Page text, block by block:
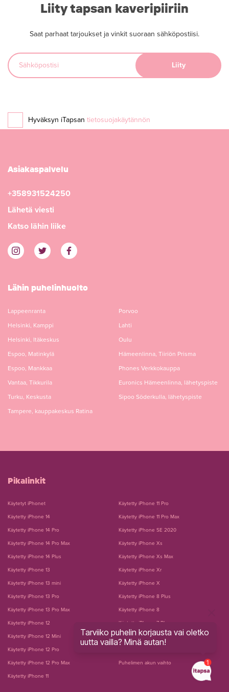
Liity tapsan kaveripiiriin
Saat parhaat tarjoukset ja vinkit suoraan sähköpostiisi.
Hyväksyn iTapsan tietosuojakäytännön
Asiakaspalvelu
+358931524250
Lähetä viesti
Katso lähin liike
Lähin puhelinhuolto
Lappeenranta
Helsinki, Kamppi
Helsinki, Itäkeskus
Espoo, Matinkylä
Espoo, Mankkaa
Vantaa, Tikkurila
Turku, Keskusta
Tampere, kauppakeskus Ratina
Porvoo
Lahti
Oulu
Hämeenlinna, Tiiriön Prisma
Phones Verkkokauppa
Euronics Hämeenlinna, lähetyspiste
Sipoo Söderkulla, lähetyspiste
Pikalinkit
Käytetyt iPhonet
Käytetty iPhone 14
Käytetty iPhone 14 Pro
Käytetty iPhone 14 Pro Max
Käytetty iPhone 14 Plus
Käytetty iPhone 13
Käytetty iPhone 13 mini
Käytetty iPhone 13 Pro
Käytetty iPhone 13 Pro Max
Käytetty iPhone 12
Käytetty iPhone 12 Mini
Käytetty iPhone 12 Pro
Käytetty iPhone 12 Pro Max
Käytetty iPhone 11
Käytetty iPhone 11 Pro
Käytetty iPhone 11 Pro Max
Käytetty iPhone SE 2020
Käytetty iPhone Xs
Käytetty iPhone Xs Max
Käytetty iPhone Xr
Käytetty iPhone X
Käytetty iPhone 8 Plus
Käytetty iPhone 8
Käytetty iPhone 7 Plus
Käytetty iPhone 7
Puhelimen akun vaihto
Tarviiko puhelin korjausta vai oletko
uutta vailla? Minä autan!